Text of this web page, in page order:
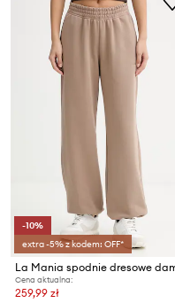
-10%
extra -5% z kodem: OFF*
Cena aktualna:
259,99 zł